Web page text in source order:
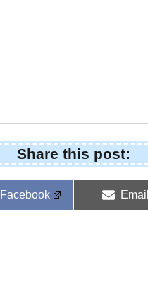
Share this post:
Share
Facebook
Share
Email